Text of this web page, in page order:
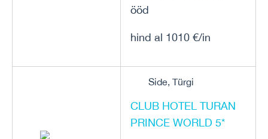
ööd
hind al 1010 €/in
Side, Türgi
CLUB HOTEL TURAN
PRINCE WORLD 5*